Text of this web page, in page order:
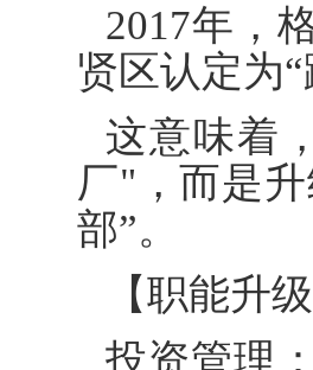
2017年，
贤区认定为
这意味着
厂"，而是
部”。
【职能升级
投资管理